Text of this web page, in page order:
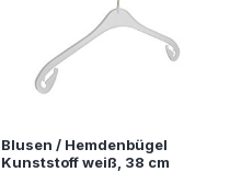
Blusen / Hemdenbügel
Kunststoff weiß, 38 cm